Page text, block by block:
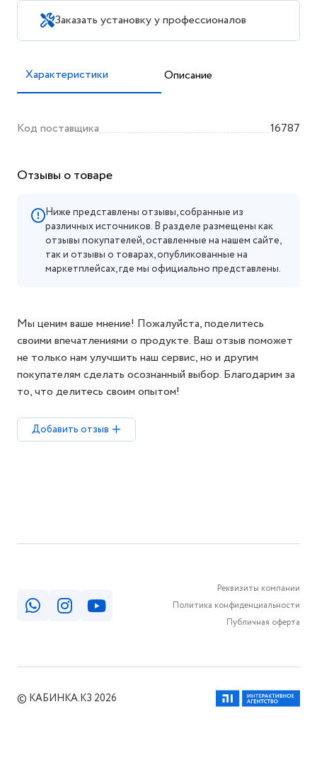
Заказать установку у профессионалов
Характеристики Описание
Код поставщика 16787
Отзывы о товаре
Ниже представлены отзывы, собранные из
различных источников. В разделе размещены как
отзывы покупателей, оставленные на нашем сайте,
так и отзывы о товарах, опубликованные на
маркетплейсах, где мы официально представлены.
Мы ценим ваше мнение! Пожалуйста, поделитесь
своими впечатлениями о продукте. Ваш отзыв поможет
не только нам улучшить наш сервис, но и другим
покупателям сделать осознанный выбор. Благодарим за
то, что делитесь своим опытом!
Добавить отзыв
Реквизиты компании
Политика конфиденциальности
Публичная оферта
© КАБИНКА.КЗ 2026